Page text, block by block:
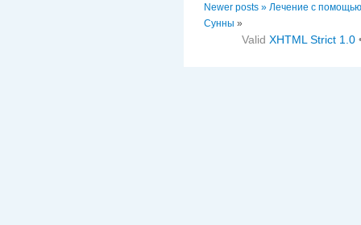
Newer posts » Лечение с
Сунны »
ValidXHTML Strict 1.0